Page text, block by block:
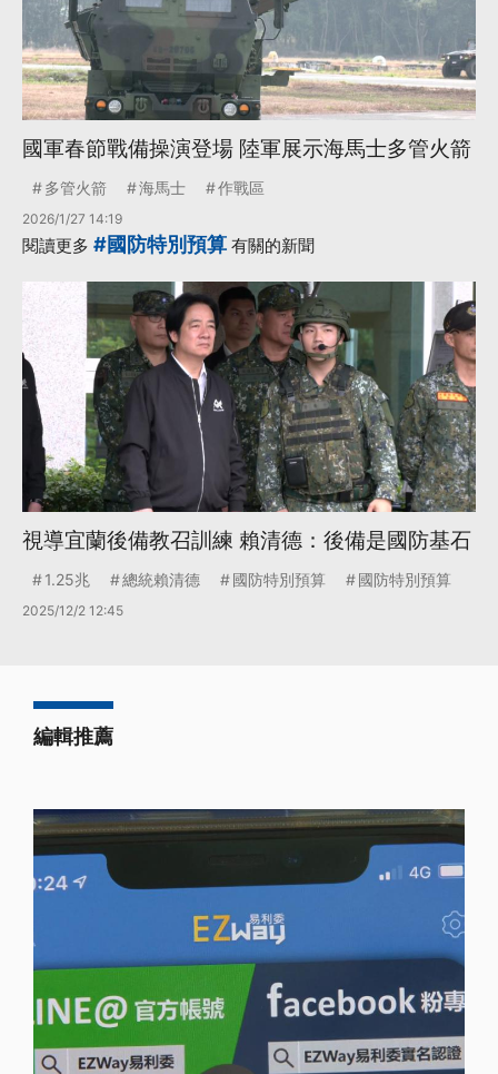
國軍春節戰備操演登場 陸軍展示海馬士多管火箭
多管火箭 海馬士 作戰區
2026/1/27 14:19
閱讀更多 #國防特別預算 有關的新聞
視導宜蘭後備教召訓練 賴清德：後備是國防基石
1.25兆 總統賴清德 國防特別預算 國防特別預算
2025/12/2 12:45
編輯推薦